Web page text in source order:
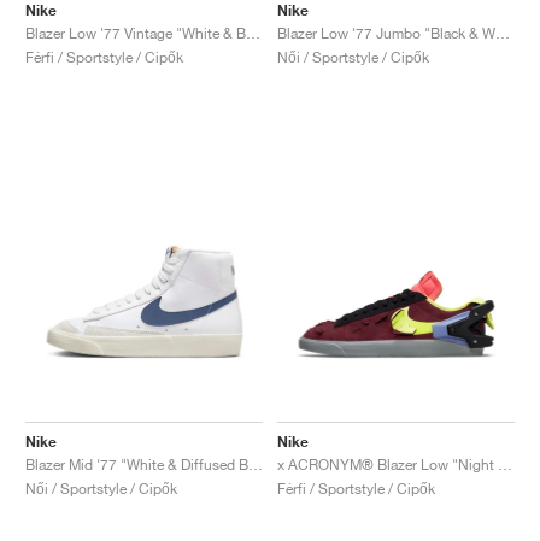
Nike
Blazer Low '77 Vintage "White & Black"
Férfi / Sportstyle / Cipők
Nike
Blazer Low '77 Jumbo "Black & White"
Női / Sportstyle / Cipők
Nike
Blazer Mid '77 "White & Diffused Blue"
Női / Sportstyle / Cipők
Nike
x ACRONYM® Blazer Low "Night Maroon"
Férfi / Sportstyle / Cipők